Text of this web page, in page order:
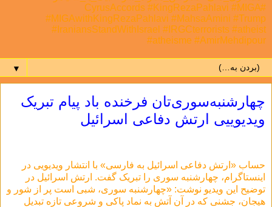
#CyrusAccords #KingRezaPahlavi #MIGA
#MIGAwithKingRezaPahlavi #MahsaAmini #Trump
#IraniansStandWithIsrael #IRGCterrorists #atheist
#atheisme #AmirMehdipour
▼
چهارشنبه‌سوری‌تان فرخنده باد پیام تبریک
ویدیوییی ارتش دفاعی اسرائیل
حساب «ارتش دفاعی اسرائیل به فارسی» با انتشار ویدیویی در
اینستاگرام، چهارشنبه سوری را تبریک گفت. ارتش اسرائیل در
توضیح این ویدیو نوشت: «چهارشنبه سوری، شبی است پر از شور و
هیجان، جشنی که در آن آتش به نماد پاکی و شروعی تازه تبدیل